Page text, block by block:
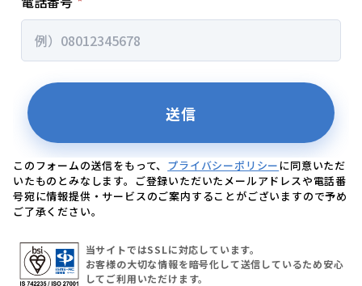
このフォームの送信をもって、 プライバシーポリシーに同意いただ
いたものとみなします。ご登録いただいたメールアドレスや電話番
号宛に情報提供・サービスのご案内することがございますので予め
ご了承ください。
当サイトではSSLに対応しています。
お客様の大切な情報を暗号化して送信しているため安心
してご利用いただけます。